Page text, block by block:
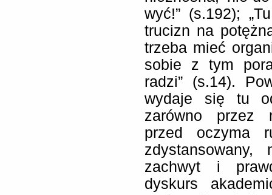
wyć!” (s.192);
trucizn na
trzeba mieć
sobie z tym
radzi” (s.14).
wydaje się tu
zarówno przez
przed oczyma
zdystansowany,
zachwyt i
dyskurs